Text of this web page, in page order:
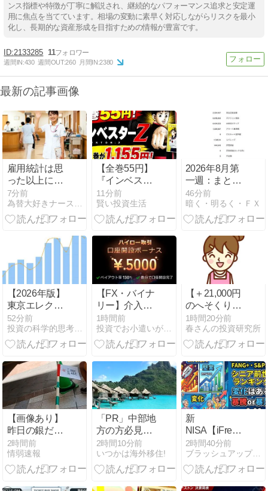
ンス指標や特徴が丁寧に解説され、継続的なパフォーマンス追求と安定運
用に焦点を当てています。相場の変動に素早く対応しながらリスクを最小
化し、長期的な資産形成を目指すための情報が豊富です。
2133285 11
週間IN:430 週間OUT:260 月間IN:2380
最新の記事画像
雇用統計は思
った以上に激
しい動きでし
た
7分前
【全巻55円】
『インベスタ
ーZ』が
90％OFFの激
安セール！全
円 | お金・投
資・人生が学
べるマンガ
No.1《名言・
格言20選》
11分前
賢い投資生活
2026年8月第
一週：まとめ
て報告
46分前
暗く・明るく・ＦＸ
【2026年版】
東京エレクト
ロン（8035）
株式分析｜
「過去最高
業減益。AI装
置の巨人の利
益の質を読む
52分前
投資の科学的思考 | テクニカル分析とファンダメンタル分析…
【FX・バイナ
リー】介入相
場はザオプシ
ョンで攻略！
通勤時間の動
を上げる投資
術
1時間前
投資でお小遣いが増えるブログ
【＋21,000円
のへそくり
GET】主婦が
ザオプション
の「15秒投
入の波に乗る
方
1時間20分前
春さんの投資研究所
【画像あり】
昨日の銀だ
こ、「88人し
か買えない88
円」に大行列
2時間前
情弱速報
「PR」中部地
方の方必見！
光ネットを工
事費無料でお
トクに開始
2時間10分前
いつかは海外移住!
新
NISA【iFreeNEXT
FANG+Fang+・
S&P500】シ
ニア前世代ラ
2時間40分前
ブラッシュアップスキルCOZY日記